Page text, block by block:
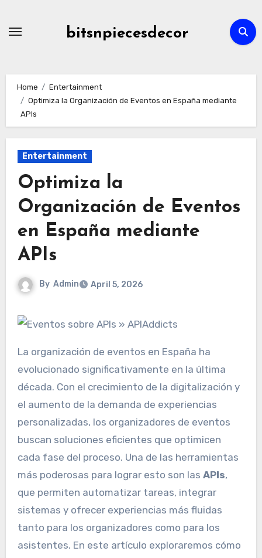
bitsnpiecesdecor
Home
Entertainment
Optimiza la Organización de Eventos en España mediante
APIs
Entertainment
Optimiza la
Organización de Eventos
en España mediante
APIs
By Admin April 5, 2026
La organización de eventos en España ha
evolucionado significativamente en la última
década. Con el crecimiento de la digitalización y
el aumento de la demanda de experiencias
personalizadas, los organizadores de eventos
buscan soluciones eficientes que optimicen
cada fase del proceso. Una de las herramientas
más poderosas para lograr esto son las APIs,
que permiten automatizar tareas, integrar
sistemas y ofrecer experiencias más fluidas
tanto para los organizadores como para los
asistentes. En este artículo exploraremos cómo